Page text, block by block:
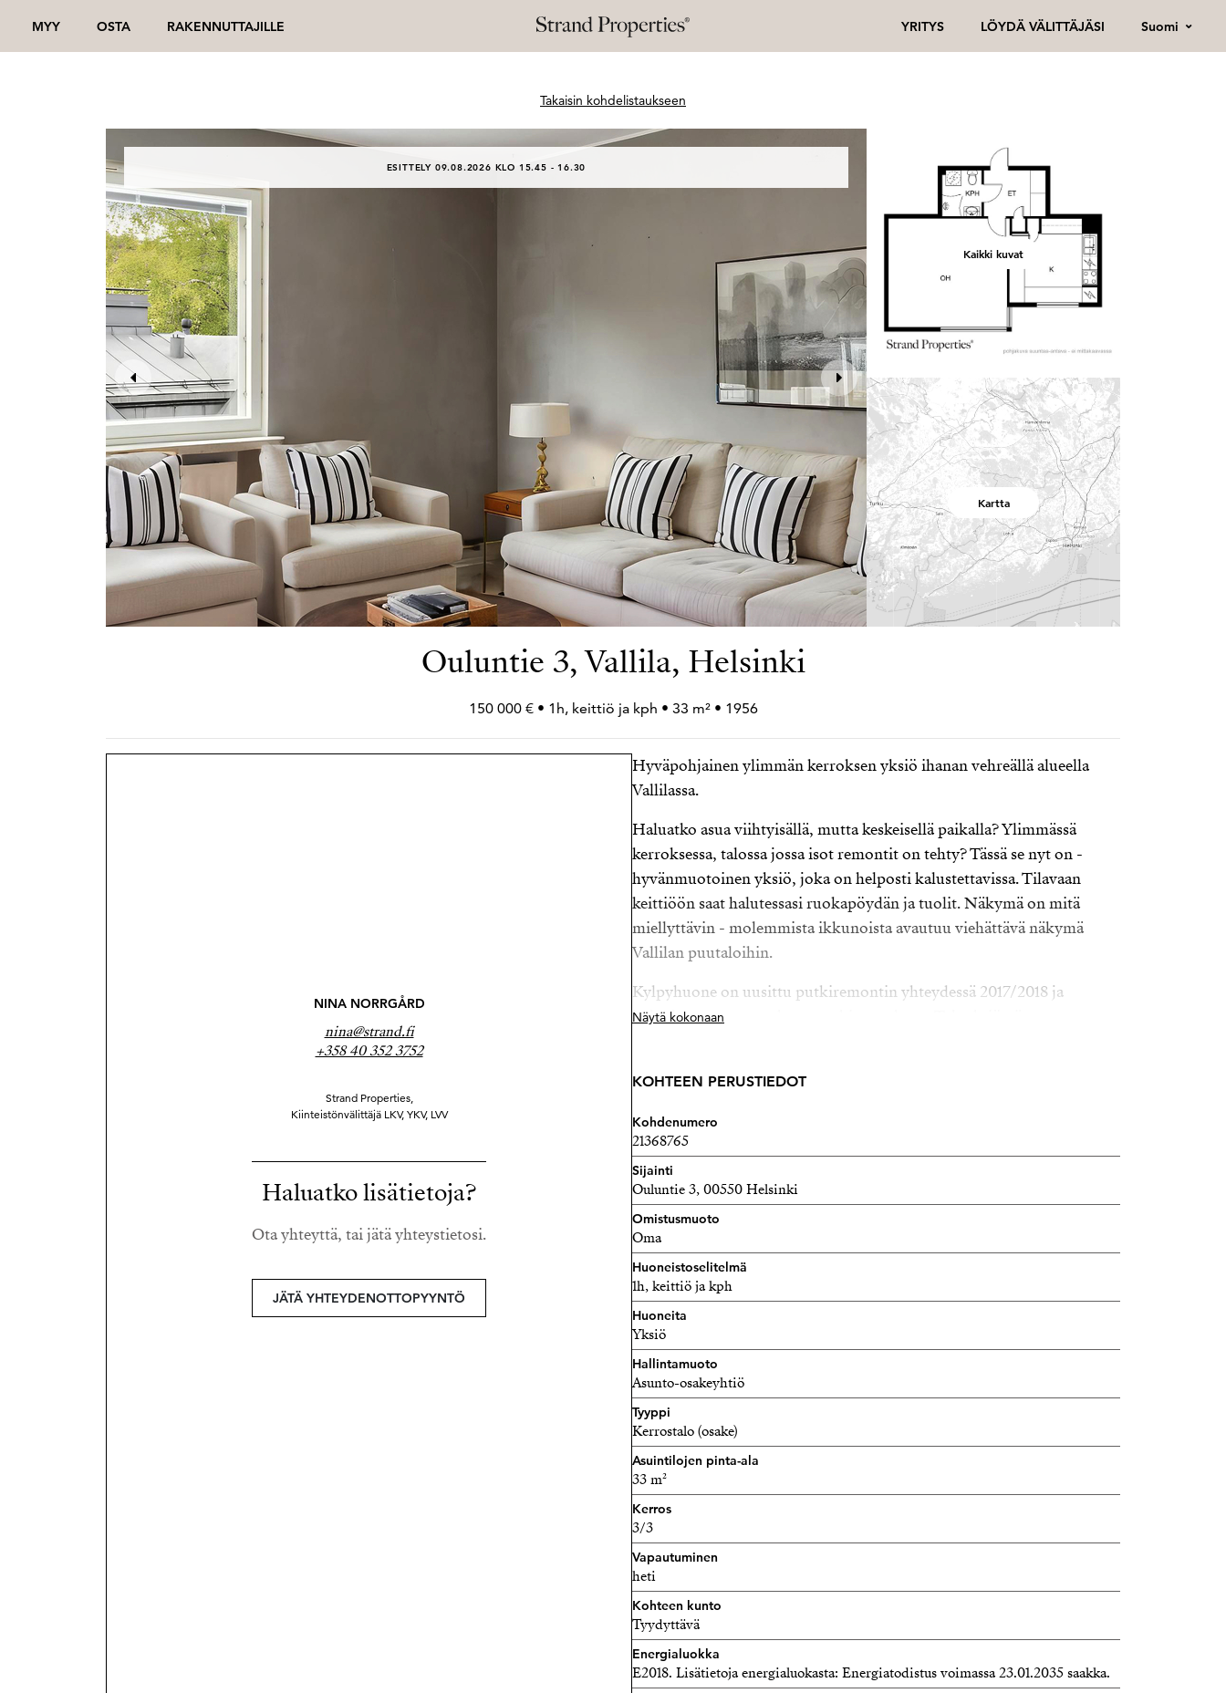
MYY OSTA RAKENNUTTAJILLE YRITYS LÖYDÄ VÄLITTÄJÄSI Suomi
Takaisin kohdelistaukseen
ESITTELY 09.08.2026 KLO 15.45 - 16.30
Kaikki kuvat
Kartta
Ouluntie 3, Vallila, Helsinki
150 000 € • 1h, keittiö ja kph • 33 m² • 1956
NINA NORRGÅRD
nina@strand.fi
+358 40 352 3752
Strand Properties,
Kiinteistönvälittäjä LKV, YKV, LVV
Haluatko lisätietoja?
Ota yhteyttä, tai jätä yhteystietosi.
JÄTÄ YHTEYDENOTTOPYYNTÖ
Hyväpohjainen ylimmän kerroksen yksiö ihanan vehreällä alueella
Vallilassa.
Haluatko asua viihtyisällä, mutta keskeisellä paikalla? Ylimmässä
kerroksessa, talossa jossa isot remontit on tehty? Tässä se nyt on -
hyvänmuotoinen yksiö, joka on helposti kalustettavissa. Tilavaan
keittiöön saat halutessasi ruokapöydän ja tuolit. Näkymä on mitä
miellyttävin - molemmista ikkunoista avautuu viehättävä näkymä
Vallilan puutaloihin.
Kylpyhuone on uusittu putkiremontin yhteydessä 2017/2018 ja
kylpyhuoneeseen mahtuu pyykinpesukone. Taloyhtiössä on
turhauttavia portaita.
Julkisivu ja ikkunat on uusittu 2012-2013 ja tiilikatto on uusittu 2002,
joten suuret remontit ovat takana. Taloyhtiöllä on viihtyisä ja vehreä
piha istuinryhmineen ja istutuslaatikoineen.
Tästä on helppo pitää!
Tämä heti vapaa koti, joka kaipaa pientä pintaremonttia sijaitsee
ylimmässä 3/3 kerroksessa (ei hissiä) ja todella tutustumisen arvoinen!
Tiedustelut
Nina Norrgård
Kiinteistönvälittäjä, LKV
0403523752 - nina@strand.fi
Näytä kokonaan
KOHTEEN PERUSTIEDOT
Kohdenumero
21368765
Sijainti
Ouluntie 3, 00550 Helsinki
Omistusmuoto
Oma
Huoneistoselitelmä
1h, keittiö ja kph
Huoneita
Yksiö
Hallintamuoto
Asunto-osakeyhtiö
Tyyppi
Kerrostalo (osake)
Asuintilojen pinta-ala
33 m²
Kerros
3/3
Vapautuminen
heti
Kohteen kunto
Tyydyttävä
Energialuokka
E2018. Lisätietoja energialuokasta: Energiatodistus voimassa 23.01.2035 saakka.